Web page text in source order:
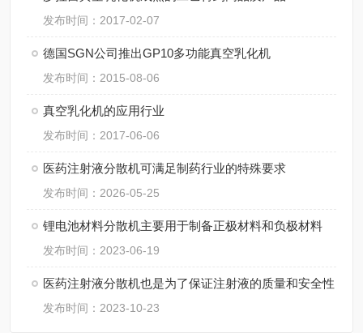
发布时间：2017-02-07
德国SGN公司推出GP10多功能真空乳化机
发布时间：2015-08-06
真空乳化机的应用行业
发布时间：2017-06-06
医药注射液分散机可满足制药行业的特殊要求
发布时间：2026-05-25
锂电池材料分散机主要用于制备正极材料和负极材料
发布时间：2023-06-19
医药注射液分散机也是为了保证注射液的质量和安全性
发布时间：2023-10-23